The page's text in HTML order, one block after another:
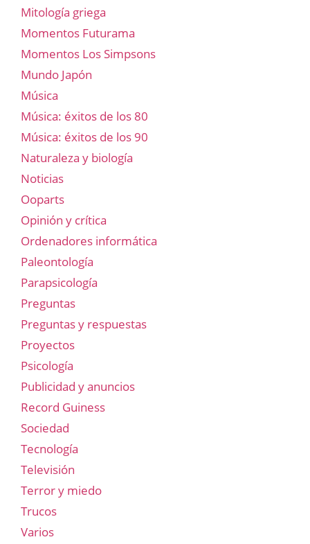
Mitología griega
Momentos Futurama
Momentos Los Simpsons
Mundo Japón
Música
Música: éxitos de los 80
Música: éxitos de los 90
Naturaleza y biología
Noticias
Ooparts
Opinión y crítica
Ordenadores informática
Paleontología
Parapsicología
Preguntas
Preguntas y respuestas
Proyectos
Psicología
Publicidad y anuncios
Record Guiness
Sociedad
Tecnología
Televisión
Terror y miedo
Trucos
Varios